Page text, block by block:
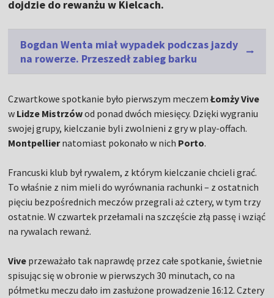
dojdzie do rewanżu w Kielcach.
Bogdan Wenta miał wypadek podczas jazdy
na rowerze. Przeszedł zabieg barku
Czwartkowe spotkanie było pierwszym meczemŁomży Vive
w Lidze Mistrzówod ponad dwóch miesięcy. Dzięki wygraniu
swojej grupy, kielczanie byli zwolnieni z gry w play-offach.
Montpelliernatomiast pokonało w nich Porto.
Francuski klub był rywalem, z którym kielczanie chcieli grać.
To właśnie z nim mieli do wyrównania rachunki – z ostatnich
pięciu bezpośrednich meczów przegrali aż cztery, w tym trzy
ostatnie. W czwartek przełamali na szczęście złą passę i wziąć
na rywalach rewanż.
Vive przeważało tak naprawdę przez całe spotkanie, świetnie
spisując się w obronie w pierwszych 30 minutach, co na
półmetku meczu dało im zasłużone prowadzenie 16:12. Cztery